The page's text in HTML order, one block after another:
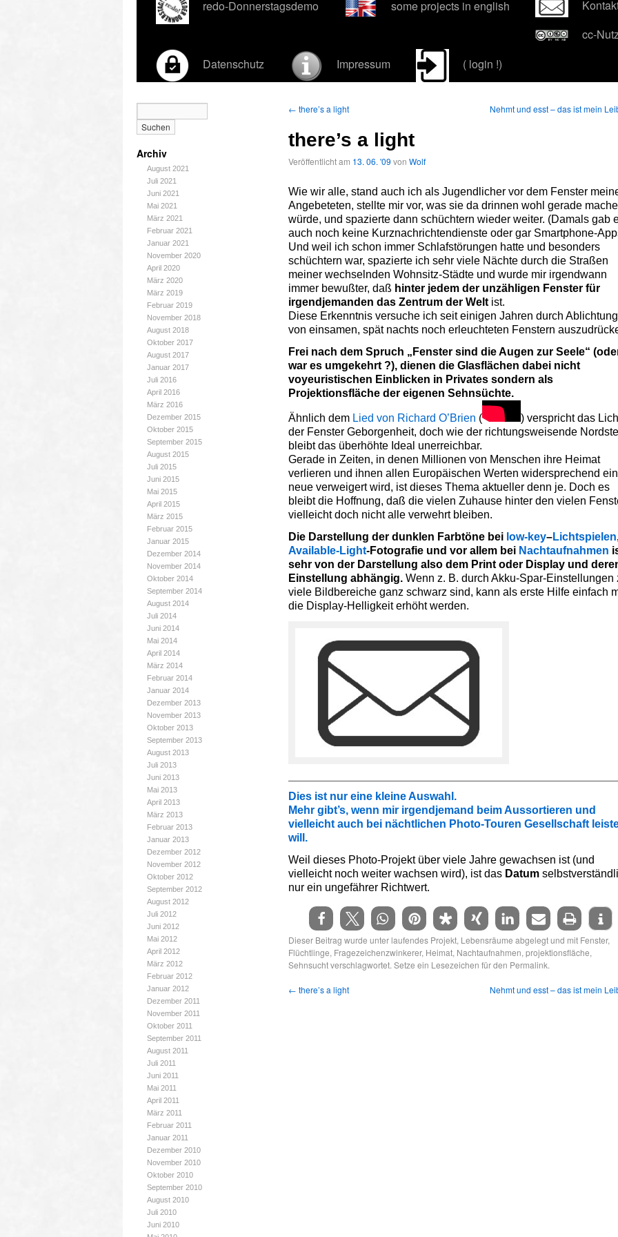
redo-Donnerstagsdemo some projects in english
cc-
Datenschutz
Impressum ( login !)
Archiv
August 2021
Juli 2021
Juni 2021
Mai 2021
März 2021
Februar 2021
Januar 2021
November 2020
April 2020
März 2020
März 2019
Februar 2019
November 2018
August 2018
Oktober 2017
August 2017
Januar 2017
Juli 2016
April 2016
März 2016
Dezember 2015
Oktober 2015
September 2015
August 2015
Juli 2015
Juni 2015
Mai 2015
April 2015
März 2015
Februar 2015
Januar 2015
Dezember 2014
November 2014
Oktober 2014
September 2014
August 2014
Juli 2014
Juni 2014
Mai 2014
April 2014
März 2014
Februar 2014
Januar 2014
Dezember 2013
November 2013
Oktober 2013
September 2013
August 2013
Juli 2013
Juni 2013
Mai 2013
April 2013
März 2013
Februar 2013
Januar 2013
Dezember 2012
November 2012
Oktober 2012
September 2012
August 2012
Juli 2012
Juni 2012
Mai 2012
April 2012
März 2012
Februar 2012
Januar 2012
Dezember 2011
November 2011
Oktober 2011
September 2011
August 2011
Juli 2011
Juni 2011
Mai 2011
April 2011
März 2011
Februar 2011
Januar 2011
Dezember 2010
November 2010
Oktober 2010
September 2010
August 2010
Juli 2010
Juni 2010
← there’s a light Nehmt und esst – das ist mein
there’s a light
Veröffentlicht am 13. 06. '09 von Wolf
Wie wir alle, stand auch ich als Jugendlicher vor dem Fenster
Angebeteten, stellte mir vor, was sie da drinnen wohl gerade
würde, und spazierte dann schüchtern wieder weiter. (Damals gab
auch noch keine Kurznachrichtendienste oder gar Smartphone-
Und weil ich schon immer Schlafstörungen hatte und besonders
schüchtern war, spazierte ich sehr viele Nächte durch die Straßen
meiner wechselnden Wohnsitz-Städte und wurde mir irgendwann
immer bewußter, daß hinter jedem der unzähligen Fenster für
irgendjemanden das Zentrum der Welt ist.
Diese Erkenntnis versuche ich seit einigen Jahren durch
von einsamen, spät nachts noch erleuchteten Fenstern
Frei nach dem Spruch „Fenster sind die Augen zur Seele“
war es umgekehrt ?), dienen die Glasflächen dabei nicht
voyeuristischen Einblicken in Privates sondern als
Projektionsfläche der eigenen Sehnsüchte.
Ähnlich dem Lied von Richard O’Brien (
) verspricht das
der Fenster Geborgenheit, doch wie der richtungsweisende
bleibt das überhöhte Ideal unerreichbar.
Gerade in Zeiten, in denen Millionen von Menschen ihre Heimat
verlieren und ihnen allen Europäischen Werten widersprechend
neue verweigert wird, ist dieses Thema aktueller denn je. Doch es
bleibt die Hoffnung, daß die vielen Zuhause hinter den vielen
vielleicht doch nicht alle verwehrt bleiben.
Die Darstellung der dunklen Farbtöne bei low-key–Lichtspielen
Available-Light-Fotografie und vor allem bei Nachtaufnahmen
sehr von der Darstellung also dem Print oder Display und
Einstellung abhängig. Wenn z. B. durch Akku-Spar-Einstellungen
viele Bildbereiche ganz schwarz sind, kann als erste Hilfe einfach
die Display-Helligkeit erhöht werden.
Dies ist nur eine kleine Auswahl.
Mehr gibt’s, wenn mir irgendjemand beim Aussortieren und
vielleicht auch bei nächtlichen Photo-Touren Gesellschaft
will.
Weil dieses Photo-Projekt über viele Jahre gewachsen ist (und
vielleicht noch weiter wachsen wird), ist das Datum
nur ein ungefährer Richtwert.
Dieser Beitrag wurde unter laufendes Projekt, Lebensräume abgelegt und mit Fenster,
Flüchtlinge, Fragezeichenzwinkerer, Heimat, Nachtaufnahmen,projektionsfläche,
Sehnsuchtverschlagwortet. Setze ein Lesezeichen für den Permalink.
← there’s a light Nehmt und esst – das ist mein